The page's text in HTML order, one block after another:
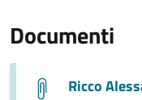
Documenti
Ricco